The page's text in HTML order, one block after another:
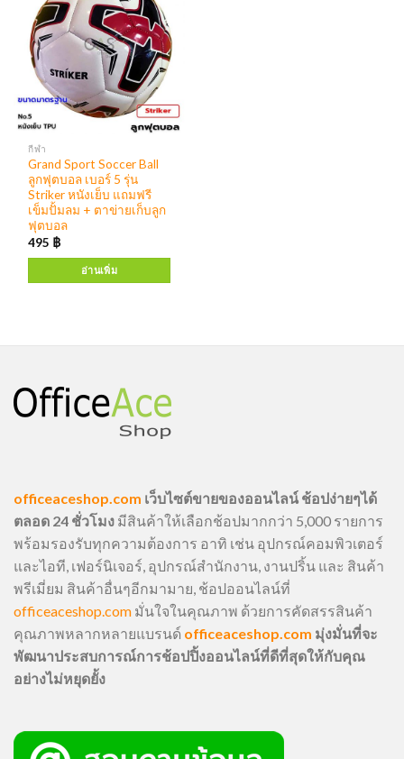
กีฬา
Grand Sport Soccer Ball
ลูกฟุตบอล เบอร์ 5 รุ่น
Striker หนังเย็บ แถมฟรี
เข็มปั้มลม + ตาข่ายเก็บลูก
ฟุตบอล
495 ฿
อ่านเพิ่ม
officeaceshop.com เว็บไซต์ขายของออนไลน์ ช้อปง่ายๆได้
ตลอด 24 ชั่วโมง มีสินค้าให้เลือกช้อปมากกว่า 5,000 รายการ
พร้อมรองรับทุกความต้องการ อาทิ เช่น อุปกรณ์คอมพิวเตอร์
และไอที, เฟอร์นิเจอร์, อุปกรณ์สำนักงาน, งานปริ้น และ สินค้า
พรีเมี่ยม สินค้าอื่นๆอีกมามาย, ช้อปออนไลน์ที่
officeaceshop.com มั่นใจในคุณภาพ ด้วยการคัดสรรสินค้า
คุณภาพหลากหลายแบรนด์ officeaceshop.com มุ่งมั่นที่จะ
พัฒนาประสบการณ์การช้อปปิ้งออนไลน์ที่ดีที่สุดให้กับคุณ
อย่างไม่หยุดยั้ง